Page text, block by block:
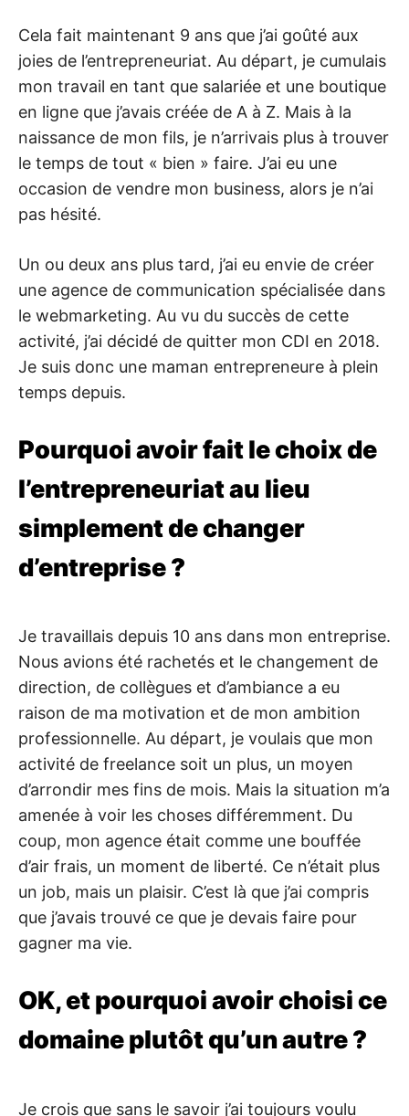
Cela fait maintenant 9 ans que j’ai goûté aux
joies de l’entrepreneuriat. Au départ, je cumulais
mon travail en tant que salariée et une boutique
en ligne que j’avais créée de A à Z. Mais à la
naissance de mon fils, je n’arrivais plus à trouver
le temps de tout « bien » faire. J’ai eu une
occasion de vendre mon business, alors je n’ai
pas hésité.
Un ou deux ans plus tard, j’ai eu envie de créer
une agence de communication spécialisée dans
le webmarketing. Au vu du succès de cette
activité, j’ai décidé de quitter mon CDI en 2018.
Je suis donc une maman entrepreneure à plein
temps depuis.
Pourquoi avoir fait le choix de
l’entrepreneuriat au lieu
simplement de changer
d’entreprise ?
Je travaillais depuis 10 ans dans mon entreprise.
Nous avions été rachetés et le changement de
direction, de collègues et d’ambiance a eu
raison de ma motivation et de mon ambition
professionnelle. Au départ, je voulais que mon
activité de freelance soit un plus, un moyen
d’arrondir mes fins de mois. Mais la situation m’a
amenée à voir les choses différemment. Du
coup, mon agence était comme une bouffée
d’air frais, un moment de liberté. Ce n’était plus
un job, mais un plaisir. C’est là que j’ai compris
que j’avais trouvé ce que je devais faire pour
gagner ma vie.
OK, et pourquoi avoir choisi ce
domaine plutôt qu’un autre ?
Je crois que sans le savoir j’ai toujours voulu